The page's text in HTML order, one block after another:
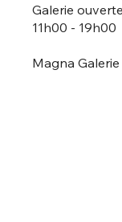
Galerie
11h00 - 19h00
Magna